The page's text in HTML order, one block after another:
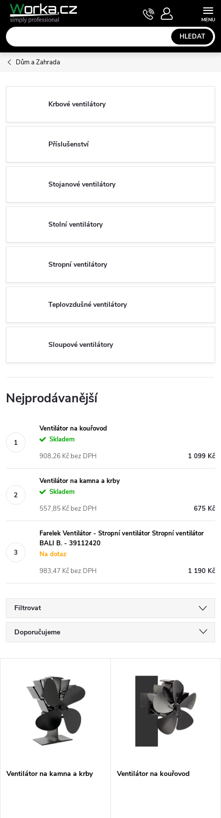
Přejít
obsah
HLEDAT
NÁKUPNÍ
KOŠÍK
Dům a Zahrada
Krbové ventilátory
Příslušenství
Stojanové ventilátory
Stolní ventilátory
Stropní ventilátory
Teplovzdušné ventilátory
Sloupové ventilátory
Nejprodávanější
Ventilátor na kouřovod
Skladem
1 099 Kč
908,26 Kč bez DPH
Ventilátor na kamna a krby
Skladem
675 Kč
557,85 Kč bez DPH
Farelek Ventilátor - Stropní ventilátor Stropní ventilátor
BALI B. - 39112420
Na dotaz
1 190 Kč
983,47 Kč bez DPH
Filtrovat
Ř
a
p
Doporučujeme
Nejprodávanější
Abecedně
s
Ventilátor na kamna a krby Ventilátor na kouřovod